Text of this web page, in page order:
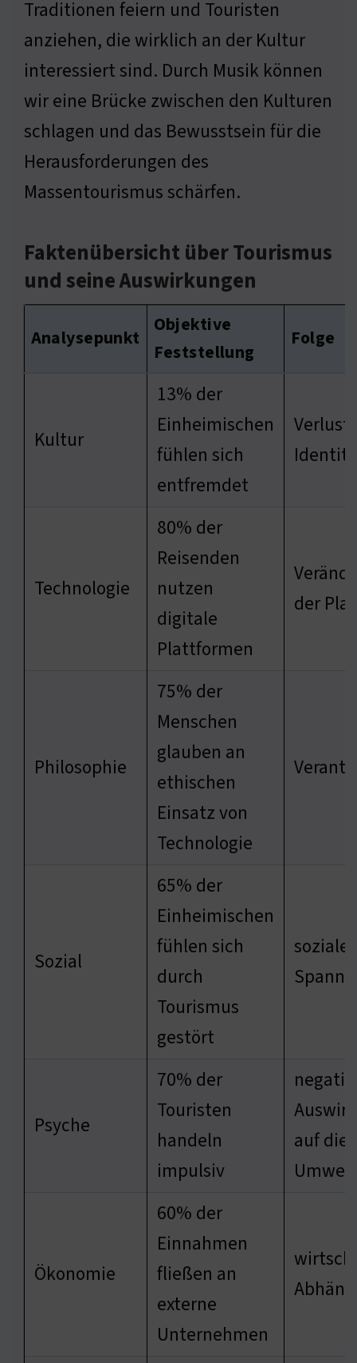
Traditionen feiern und Touristen
anziehen, die wirklich an der Kultur
interessiert sind. Durch Musik können
wir eine Brücke zwischen den Kulturen
schlagen und das Bewusstsein für die
Herausforderungen des
Massentourismus schärfen.
Faktenübersicht über Tourismus
und seine Auswirkungen
Analysepunkt
Objektive
Feststellung
Folge
Kultur
13% der
Einheimischen
fühlen sich
entfremdet
Verlust
Technologie
80% der
Reisenden
nutzen
digitale
Plattformen
der
Philosophie
75% der
Menschen
glauben an
ethischen
Einsatz von
Technologie
Sozial
65% der
Einheimischen
fühlen sich
durch
Tourismus
gestört
soziale
Psyche
70% der
Touristen
handeln
impulsiv
auf die
Umwelt
Ökonomie
60% der
Einnahmen
fließen an
externe
Unternehmen